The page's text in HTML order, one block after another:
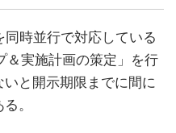
時並行で対応している
実施計画の策定」を行
と開示期限までに間に
。